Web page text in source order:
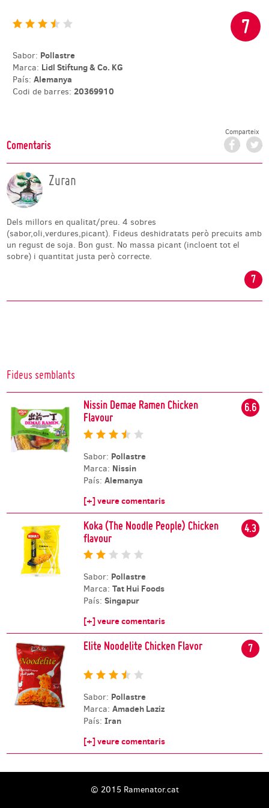
7
Sabor: Pollastre
Marca: Lidl Stiftung & Co. KG
País:Alemanya
Codi de barres:20369910
Comentaris
Comparteix
Zuran
Dels millors en qualitat/preu. 4 sobres
(sabor,oli,verdures,picant). Fideus deshidratats però precuits amb
un regust de soja. Bon gust. No massa picant (incloent tot el
sobre) i quantitat justa però correcte.
7
Fideus semblants
Nissin Demae Ramen Chicken
Flavour
6.6
Sabor: Pollastre
Marca: Nissin
País: Alemanya
[+] veure comentaris
Koka (The Noodle People) Chicken
flavour
4.3
Sabor: Pollastre
Marca: Tat Hui Foods
País: Singapur
[+] veure comentaris
Elite Noodelite Chicken Flavor 7
Sabor: Pollastre
Marca: Amadeh Laziz
País: Iran
[+] veure comentaris
© 2015 Ramenator.cat